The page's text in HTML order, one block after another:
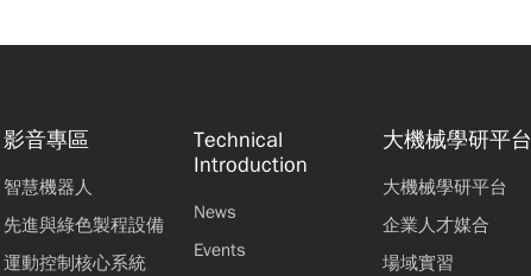
曹庭豪
影音專區
智慧機器人
先進與綠色製程設備
運動控制核心系統
Technical
Introduction
News
Events
大機械學研平台
大機械學研平台
企業人才媒合
場域實習